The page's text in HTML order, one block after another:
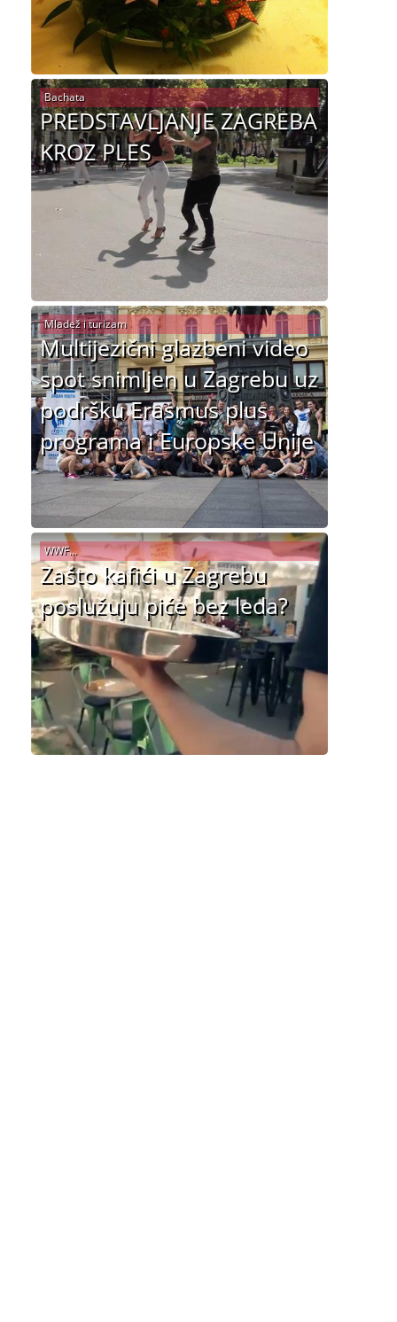
PREDSTAVLJANJE ZAGREBA
KROZ PLES
Bachata
Multijezični glazbeni video
spot snimljen u Zagrebu uz
podršku Erasmus plus
programa i Europske Unije
Mladež i turizam
Zašto kafići u Zagrebu
poslužuju piće bez leda?
WWF...